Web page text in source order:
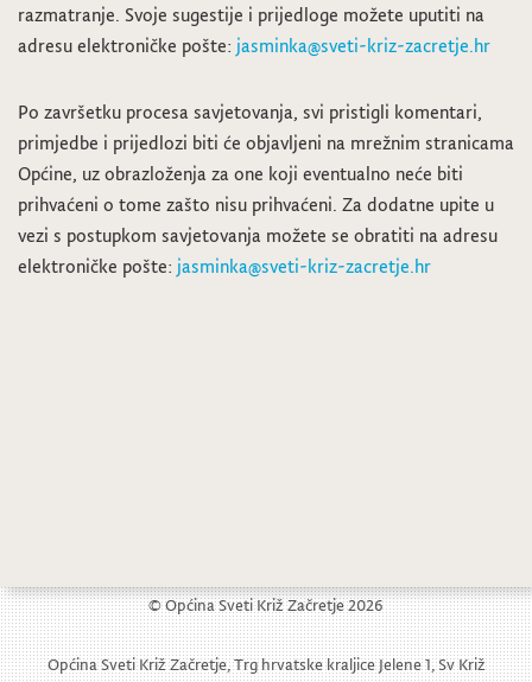
razmatranje. Svoje sugestije i prijedloge možete uputiti na
adresu elektroničke pošte: jasminka@sveti-kriz-zacretje.hr
Po završetku procesa savjetovanja, svi pristigli komentari,
primjedbe i prijedlozi biti će objavljeni na mrežnim stranicama
Općine, uz obrazloženja za one koji eventualno neće biti
prihvaćeni o tome zašto nisu prihvaćeni. Za dodatne upite u
vezi s postupkom savjetovanja možete se obratiti na adresu
elektroničke pošte: jasminka@sveti-kriz-zacretje.hr
© Općina Sveti Križ Začretje 2026
Općina Sveti Križ Začretje, Trg hrvatske kraljice Jelene 1, Sv Križ